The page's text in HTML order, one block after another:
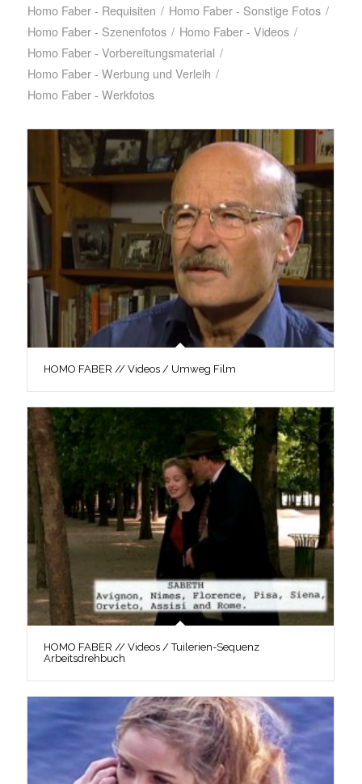
Homo Faber - Requisiten / Homo Faber - Sonstige Fotos /
Homo Faber - Szenenfotos / Homo Faber - Videos /
Homo Faber - Vorbereitungsmaterial /
Homo Faber - Werbung und Verleih /
Homo Faber - Werkfotos
HOMO FABER // Videos / Umweg Film
HOMO FABER // Videos / Tuilerien-Sequenz
Arbeitsdrehbuch